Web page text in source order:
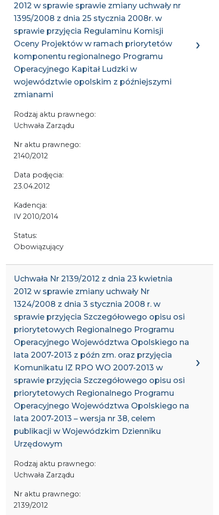
2012 w sprawie sprawie zmiany uchwały nr
1395/2008 z dnia 25 stycznia 2008r. w
sprawie przyjęcia Regulaminu Komisji
Oceny Projektów w ramach priorytetów
komponentu regionalnego Programu
Operacyjnego Kapitał Ludzki w
województwie opolskim z późniejszymi
zmianami
Rodzaj aktu prawnego:
Uchwała Zarządu
Nr aktu prawnego:
2140/2012
Data podjęcia:
23.04.2012
Kadencja:
IV 2010/2014
Status:
Obowiązujący
Uchwała Nr 2139/2012 z dnia 23 kwietnia
2012 w sprawie zmiany uchwały Nr
1324/2008 z dnia 3 stycznia 2008 r. w
sprawie przyjęcia Szczegółowego opisu osi
priorytetowych Regionalnego Programu
Operacyjnego Województwa Opolskiego na
lata 2007-2013 z późn zm. oraz przyjęcia
Komunikatu IZ RPO WO 2007-2013 w
sprawie przyjęcia Szczegółowego opisu osi
priorytetowych Regionalnego Programu
Operacyjnego Województwa Opolskiego na
lata 2007-2013 – wersja nr 38, celem
publikacji w Wojewódzkim Dzienniku
Urzędowym
Rodzaj aktu prawnego:
Uchwała Zarządu
Nr aktu prawnego:
2139/2012